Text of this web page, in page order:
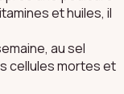
et huiles, il
au sel
cellules mortes et